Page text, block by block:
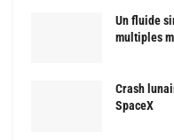
Un fluide
multiples
Crash
SpaceX